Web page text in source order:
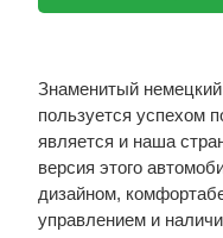
Знаменитый
пользуется успехом
является и наша
версия этого
дизайном,
управлением и